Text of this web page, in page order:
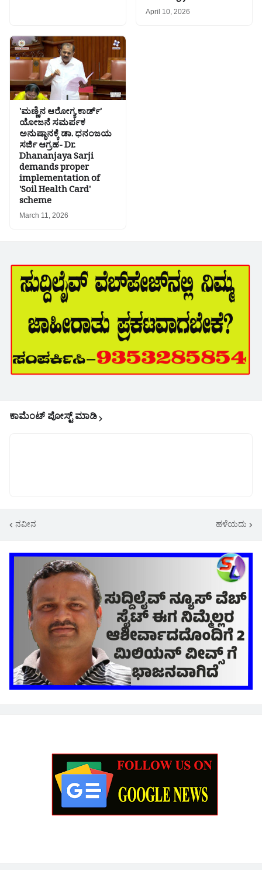
April 10, 2026
'ಮಣ್ಣಿನ ಆರೋಗ್ಯ ಕಾರ್ಡ್'
ಯೋಜನೆ ಸಮರ್ಪಕ
ಅನುಷ್ಠಾನಕ್ಕೆ ಡಾ. ಧನಂಜಯ
ಸರ್ಜಿ ಆಗ್ರಹ- Dr.
Dhananjaya Sarji
demands proper
implementation of
'Soil Health Card'
scheme
March 11, 2026
ಕಾಮೆಂಟ್‌‌ ಪೋಸ್ಟ್‌ ಮಾಡಿ
ನವೀನ ಹಳೆಯದು